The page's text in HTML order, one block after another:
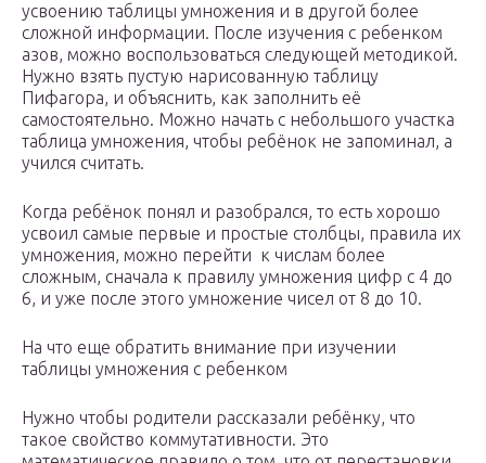
усвоению таблицы умножения и в другой более
сложной информации. После изучения с ребенком
азов, можно воспользоваться следующей методикой.
Нужно взять пустую нарисованную таблицу
Пифагора, и объяснить, как заполнить её
самостоятельно. Можно начать с небольшого участка
таблица умножения, чтобы ребёнок не запоминал, а
учился считать.
Когда ребёнок понял и разобрался, то есть хорошо
усвоил самые первые и простые столбцы, правила их
умножения, можно перейти к числам более
сложным, сначала к правилу умножения цифр с 4 до
6, и уже после этого умножение чисел от 8 до 10.
На что еще обратить внимание при изучении
таблицы умножения с ребенком
Нужно чтобы родители рассказали ребёнку, что
такое свойство коммутативности. Это